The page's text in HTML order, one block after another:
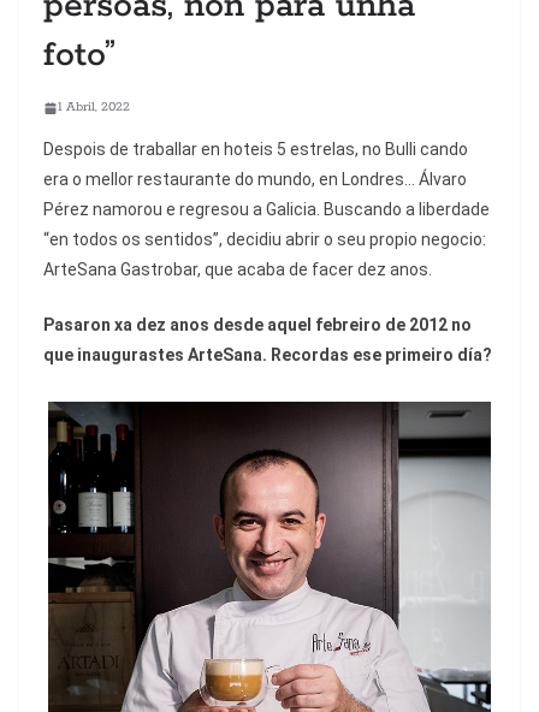
foto”
1 Abril, 2022
Despois de traballar en hoteis 5 estrelas, no Bulli cando
era o mellor restaurante do mundo, en Londres… Álvaro
Pérez namorou e regresou a Galicia. Buscando a liberdade
“en todos os sentidos”, decidiu abrir o seu propio negocio:
ArteSana Gastrobar, que acaba de facer dez anos.
Pasaron xa dez anos desde aquel febreiro de 2012 no
que inaugurastes ArteSana. Recordas ese primeiro día?